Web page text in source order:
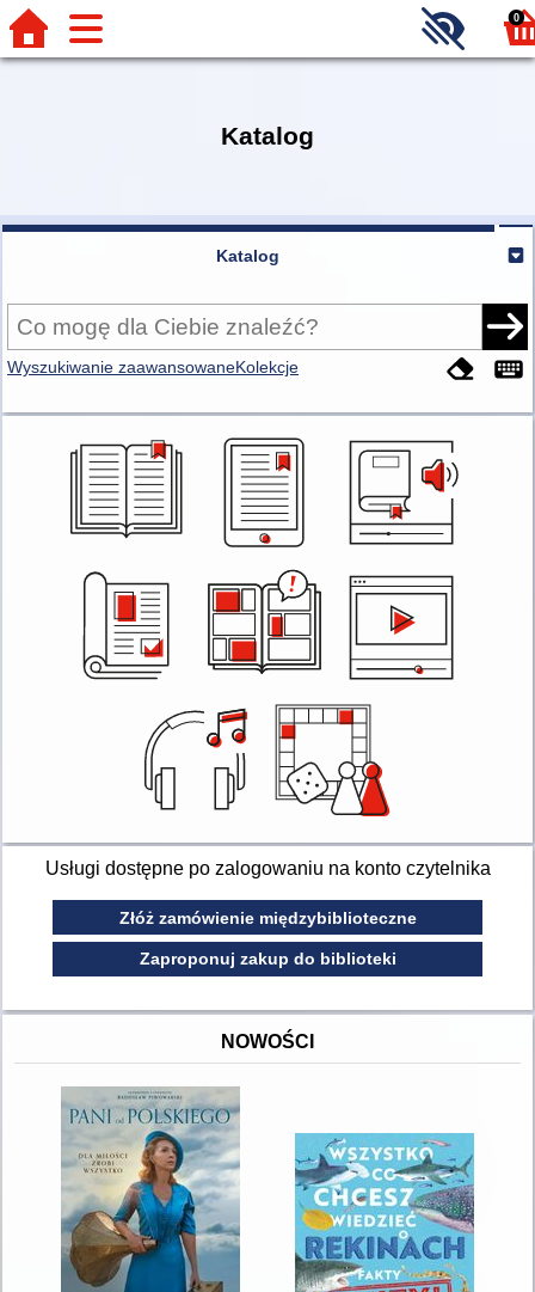
0
Katalog
Katalog
Wyszukiwanie zaawansowaneKolekcje
Usługi dostępne po zalogowaniu na konto czytelnika
Złóż zamówienie międzybiblioteczne
Zaproponuj zakup do biblioteki
NOWOŚCI